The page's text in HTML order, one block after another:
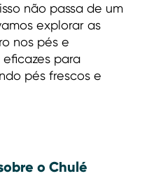
não passa de um
explorar as
nos pés e
para
pés frescos e
o Chulé